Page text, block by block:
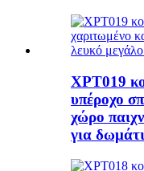
XPT019
υπέροχο
χώρο
για